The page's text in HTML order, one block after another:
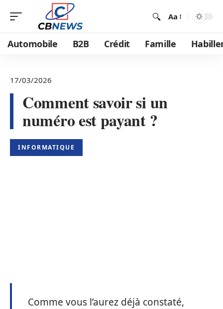
Aa
Automobile B2B Crédit Famille
17/03/2026
Comment savoir si un
numéro est payant ?
INFORMATIQUE
Comme vous l’aurez déjà constaté,